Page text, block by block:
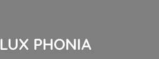
LUX PHONIA